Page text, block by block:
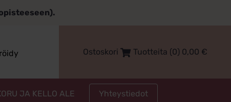
Ostoskori Tuotteita (0) 0,00 €
JA KELLO ALE Yhteystiedot